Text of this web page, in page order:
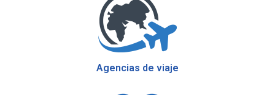
Agencias de viaje